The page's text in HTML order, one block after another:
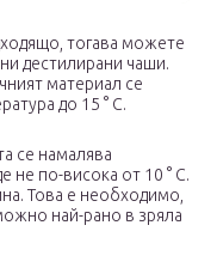
тогава можете
дестилирани чаши.
материал се
до 15 ° C.
се намалява
не по-висока от 10 ° C.
Това е необходимо,
най-рано в зряла